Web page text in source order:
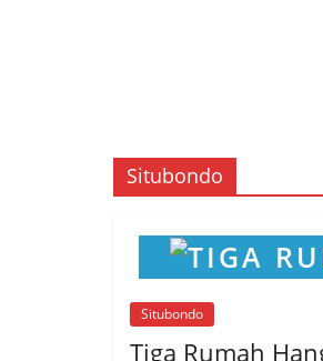
Situbondo
Situbondo
Tiga Rumah